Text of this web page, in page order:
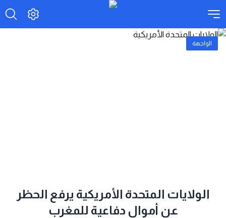
الواجهة
الولايات المتحدة الأمريكية يرفع الحظر
عن أموال دفاعية للمغرب